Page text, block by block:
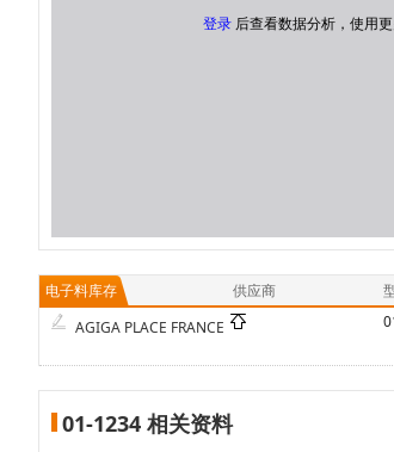
登录 后查看数据分析，使用
电子料库存 供应商
AGIGA PLACE FRANCE
01-1234 相关资料